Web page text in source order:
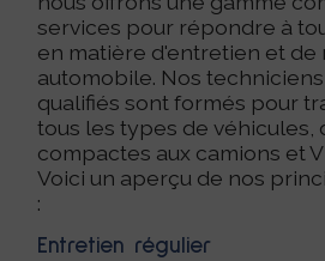
services pour répondre à
en matière d'entretien et de
automobile. Nos
qualifiés sont formés pour
tous les types de véhicules,
compactes aux camions et
Voici un aperçu de nos
:
Entretien régulier